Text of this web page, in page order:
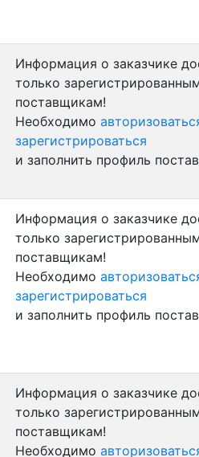
Информация о заказчике
только
поставщикам!
Необходимо
зарегистрироваться
и заполнить профиль
Информация о заказчике
только
поставщикам!
Необходимо
зарегистрироваться
и заполнить профиль
Информация о заказчике
только
поставщикам!
Необходимо